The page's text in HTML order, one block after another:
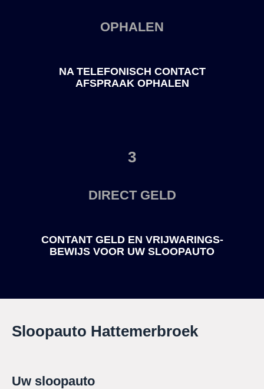
OPHALEN
NA TELEFONISCH CONTACT
AFSPRAAK OPHALEN
3
DIRECT GELD
CONTANT GELD EN VRIJWARINGS-
BEWIJS VOOR UW SLOOPAUTO
Sloopauto Hattemerbroek
Uw sloopauto